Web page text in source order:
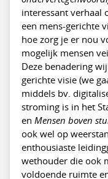
interessant verhaal
een mens-gerichte
hoe zorg je er nou
mogelijk mensen
Deze benadering
gerichte visie (we
middels bv.
stroming is in het
en Mensen boven
ook wel op
enthousiaste
wethouder die ook
voldoende ruimte